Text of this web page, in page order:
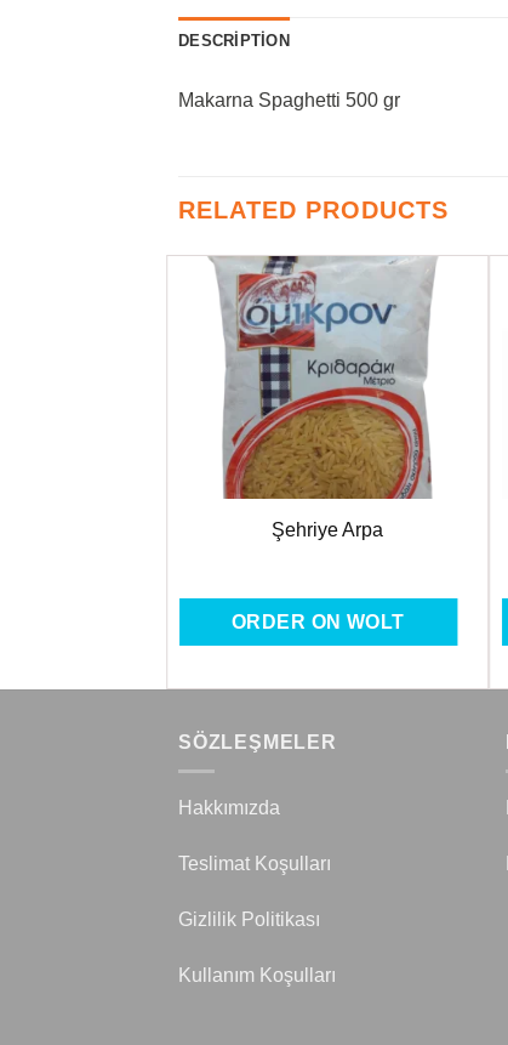
DESCRIPTION
Makarna Spaghetti 500 gr
RELATED PRODUCTS
Şehriye Arpa
ORDER ON WOLT
SÖZLEŞMELER
Hakkımızda
Teslimat Koşulları
Gizlilik Politikası
Kullanım Koşulları